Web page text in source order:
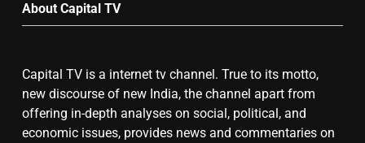
7
8
About Capital TV
Capital TV is a internet tv channel. True to its motto,
new discourse of new India, the channel apart from
offering in-depth analyses on social, political, and
economic issues, provides news and commentaries on